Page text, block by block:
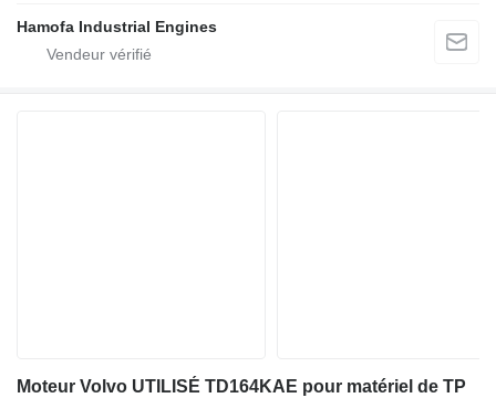
Hamofa Industrial Engines
Moteur Volvo UTILISÉ TD164KAE pour matériel de TP